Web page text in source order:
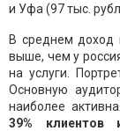
и Уфа (97 тыс.
В среднем доход
выше, чем у
на услуги.
Основную
наиболее
39%